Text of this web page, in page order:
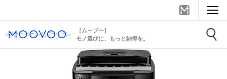
［ムーブー］
モノ選びに、もっと納得を。